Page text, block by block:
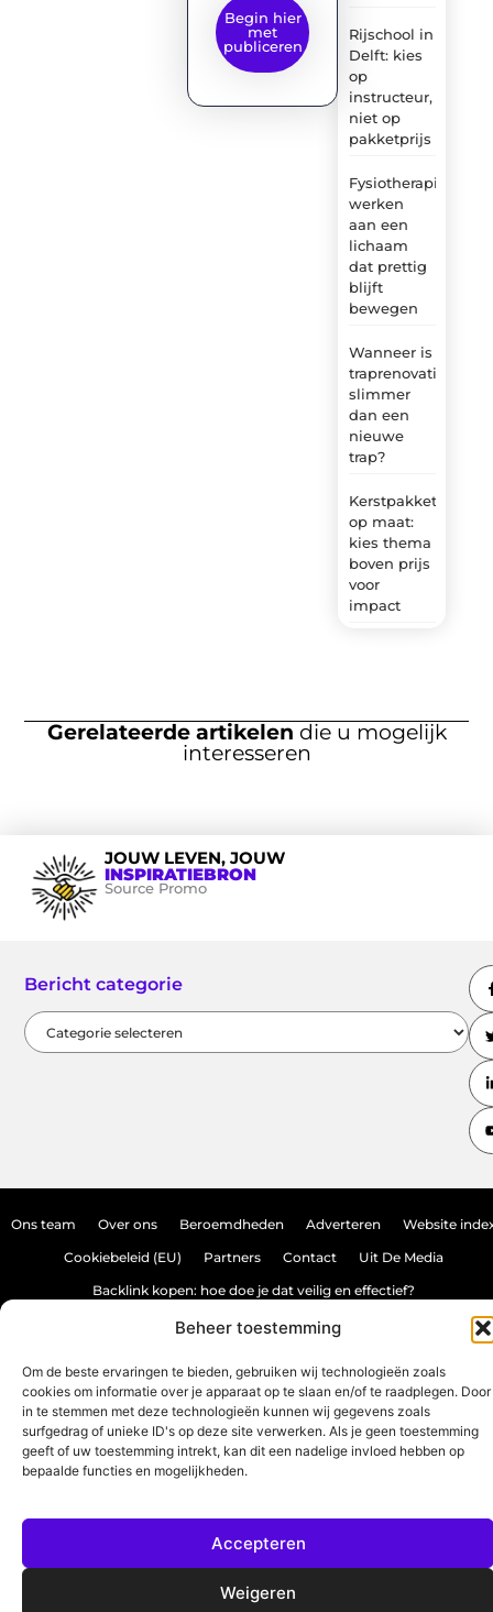
Beheer toestemming
Om de beste ervaringen te bieden, gebruiken wij technologieën zoals
cookies om informatie over je apparaat op te slaan en/of te raadplegen. Door
in te stemmen met deze technologieën kunnen wij gegevens zoals
surfgedrag of unieke ID's op deze site verwerken. Als je geen toestemming
geeft of uw toestemming intrekt, kan dit een nadelige invloed hebben op
bepaalde functies en mogelijkheden.
Accepteren
Weigeren
Rijschool in
Delft: kies
op
instructeur,
niet op
pakketprijs
Fysiotherapie:
werken
aan een
lichaam
dat prettig
blijft
bewegen
Wanneer is
traprenovatie
slimmer
dan een
nieuwe
trap?
Kerstpakket
op maat:
kies thema
boven prijs
voor
impact
Begin hier
met
publiceren
Gerelateerde artikelen die u mogelijk
interesseren
JOUW LEVEN, JOUW
INSPIRATIEBRON
Source Promo
Bericht categorie
Ons team Over ons Beroemdheden Adverteren Website
Cookiebeleid (EU) Partners Contact Uit De Media
Backlink kopen: hoe doe je dat veilig en effectief?
Verdien geld met je website: haal het maximale uit je online
All Rights Reserved © 2025
www.source-promo.nl.